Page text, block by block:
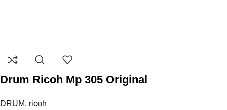
Drum Ricoh Mp 305 Original
DRUM, ricoh